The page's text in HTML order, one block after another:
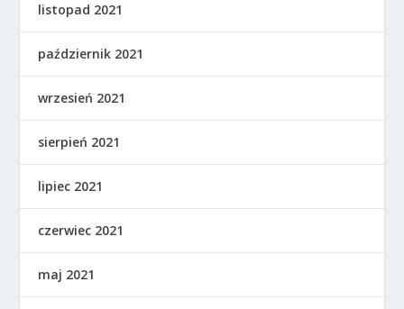
listopad 2021
październik 2021
wrzesień 2021
sierpień 2021
lipiec 2021
czerwiec 2021
maj 2021